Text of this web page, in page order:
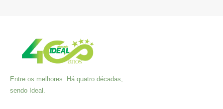
Entre os melhores. Há quatro décadas,
sendo Ideal.